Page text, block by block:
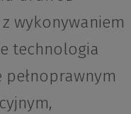
z wykonywaniem
technologia
pełnoprawnym